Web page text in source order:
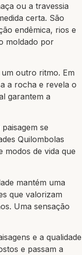
ou a travessia
certa. São
endêmica, rios e
moldado por
outro ritmo. Em
a rocha e revela o
garantem a
se
Quilombolas
modos de vida que
mantém uma
que valorizam
Uma sensação
e a qualidade
e passam a